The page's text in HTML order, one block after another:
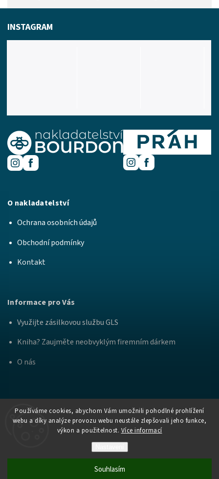
Používáme cookies, abychom Vám umožnili pohodlné prohlížení
webu a díky analýze provozu webu neustále zlepšovali jeho funkce,
výkon a použitelnost. Více informací
Souhlasím
O nakladatelství
Ochrana osobních údajů
Obchodní podmínky
Kontakt
Informace pro Vás
Využijte zásilkovou službu GLS
Kniha? Zaujměte neobvyklým firemním dárkem
O nás
INSTAGRAM
Vytvořil Shoptet
Nakladatelství Bourdon a
Práh
. Všechna práva